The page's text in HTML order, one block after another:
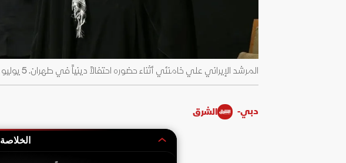
المرشد الإيراني علي خامنئي أثناء حضوره احتفالاً دينياً في طهران. 5 يوليو 2025 - @fr_presstv
دبي- الشرق
الخلاصة